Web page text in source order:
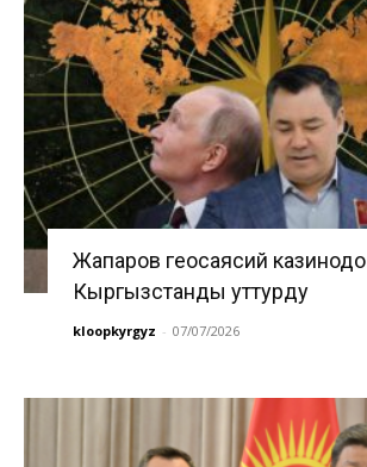
Жапаров геосаясий казинодо
Кыргызстанды уттурду
kloopkyrgyz - 07/07/2026